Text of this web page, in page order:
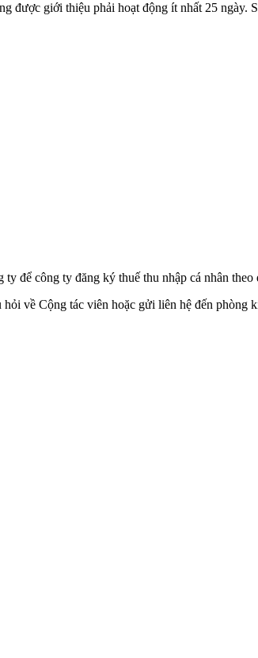
được giới thiệu phải hoạt động ít nhất 25 ngày.
để công ty đăng ký thuế thu nhập cá nhân
về Cộng tác viên hoặc gửi liên hệ đến phòng